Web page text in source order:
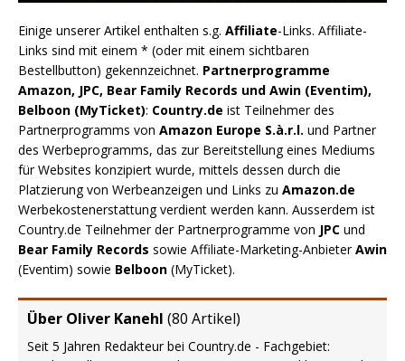
Einige unserer Artikel enthalten s.g. Affiliate-Links. Affiliate-
Links sind mit einem * (oder mit einem sichtbaren
Bestellbutton) gekennzeichnet. Partnerprogramme
Amazon, JPC, Bear Family Records und Awin (Eventim),
Belboon (MyTicket): Country.de ist Teilnehmer des
Partnerprogramms von Amazon Europe S.à.r.l. und Partner
des Werbeprogramms, das zur Bereitstellung eines Mediums
für Websites konzipiert wurde, mittels dessen durch die
Platzierung von Werbeanzeigen und Links zu Amazon.de
Werbekostenerstattung verdient werden kann. Ausserdem ist
Country.de Teilnehmer der Partnerprogramme von JPC und
Bear Family Records sowie Affiliate-Marketing-AnbieterAwin
(Eventim) sowie Belboon (MyTicket).
Über Oliver Kanehl (80 Artikel)
Seit 5 Jahren Redakteur bei Country.de - Fachgebiet: